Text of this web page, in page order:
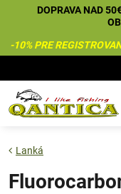
DOPRAVA NAD
-10% PRE
Lanká